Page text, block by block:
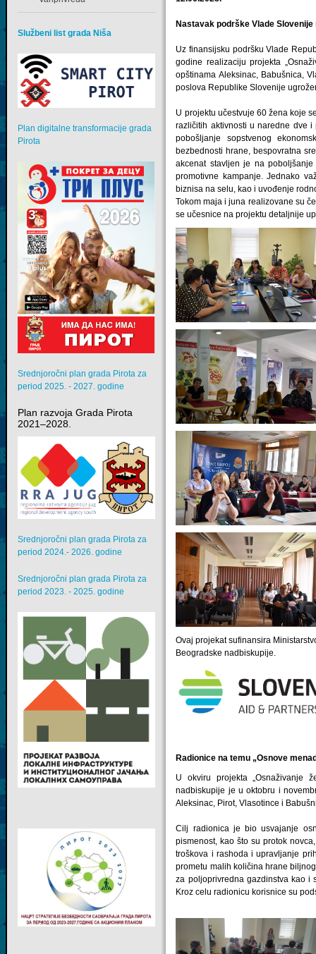
Nastavak podrške Vlade
Uz finansijsku podršku Vlade
godine realizaciju projekta
opštinama Aleksinac, Babušnica,
poslova Republike Slovenije
U projektu učestvuje 60 žena koje
različitih aktivnosti u naredne dve
pobošljanje sopstvenog
bezbednosti hrane, bespovratna
akcenat stavljen je na
promotivne kampanje. Jednako
biznisa na selu, kao i uvođenje
Tokom maja i juna realizovane su
se učesnice na projektu detaljnije
Ovaj projekat sufinansira
Beogradske nadbiskupije.
Radionice na temu „Osnove
U okviru projekta „Osnaživanje
nadbiskupije je u oktobru i
Aleksinac, Pirot, Vlasotince i
Cilj radionica je bio usvajanje
pismenost, kao što su protok
troškova i rashoda i upravljanje
prometu malih količina hrane
za poljoprivredna gazdinstva kao i
Kroz celu radionicu korisnice su
Službeni list grada Niša
Plan digitalne transformacije grada
Pirota
Srednjoročni plan grada Pirota za
period 2025. - 2027. godine
Plan razvoja Grada Pirota
2021–2028.
Srednjoročni plan grada Pirota za
period 2024.- 2026. godine
Srednjoročni plan grada Pirota za
period 2023. - 2025. godine